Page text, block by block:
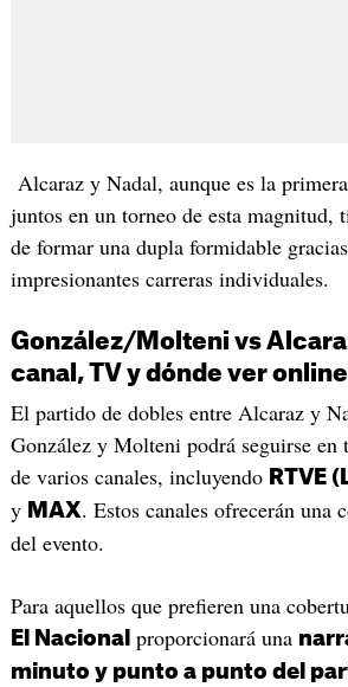
Alcaraz y Nadal, aunque es la
juntos en un torneo de esta magnitud,
de formar una dupla formidable
impresionantes carreras individuales.
González/Molteni vs
canal, TV y dónde ver
El partido de dobles entre Alcaraz y
González y Molteni podrá seguirse en
de varios canales, incluyendo RTVE
y MAX. Estos canales ofrecerán una
del evento.
Para aquellos que prefieren una
El Nacional proporcionará una
minuto y punto a punto del